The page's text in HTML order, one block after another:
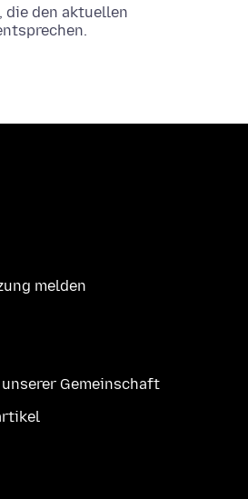
die den aktuellen
melden
Gemeinschaft